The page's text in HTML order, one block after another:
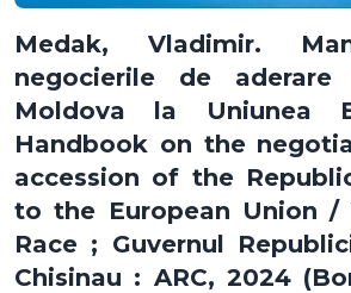
Medak, Vladimir.
negocierile de aderare
Moldova la Uniunea
Handbook on the
accession of the
to the European Union /
Race ; Guvernul
Chisinau : ARC, 2024